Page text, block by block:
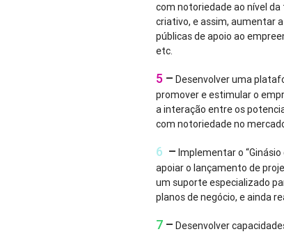
com notoriedade ao nível
criativo, e assim, aumentar
públicas de apoio ao
etc.
5 – Desenvolver uma
promover e estimular o
a interação entre os
com notoriedade no
6 – Implementar o
apoiar o lançamento de
um suporte especializado
planos de negócio, e ainda
7 – Desenvolver